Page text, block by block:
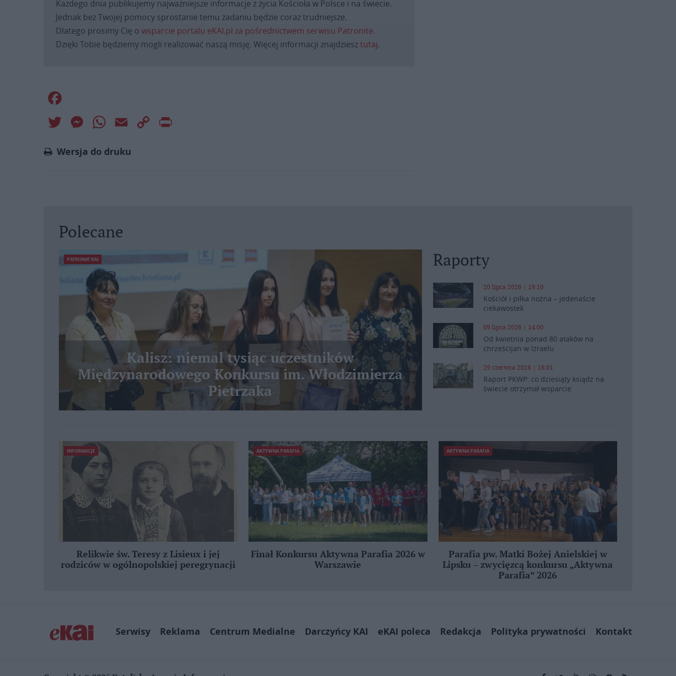
Każdego dnia publikujemy najważniejsze informacje z życia Kościoła w Polsce i na świecie.
Jednak bez Twojej pomocy sprostanie temu zadaniu będzie coraz trudniejsze.
Dlatego prosimy Cię o wsparcie portalu eKAI.pl za pośrednictwem serwisu Patronite.
Dzięki Tobie będziemy mogli realizować naszą misję. Więcej informacji znajdziesztutaj.
Twitter MessengerWhatsApp
Email
Copy
Wersja do druku
Polecane
PATRONAT KAI
Kalisz: niemal tysiąc uczestników
Międzynarodowego Konkursu im. Włodzimierza
Pietrzaka
Raporty
20 lipca 2026 | 19:10
Kościół i piłka nożna – jedenaście
ciekawostek
09 lipca 2026 | 14:00
Od kwietnia ponad 80 ataków na
chrześcijan w Izraelu
29 czerwca 2026 | 16:01
Raport PKWP: co dziesiąty ksiądz na
świecie otrzymał wsparcie
INFORMACJE
Relikwie św. Teresy z Lisieux i jej
rodziców w ogólnopolskiej peregrynacji
AKTYWNA PARAFIA
Finał Konkursu Aktywna Parafia 2026 w
Warszawie
AKTYWNA PARAFIA
Parafia pw. Matki Bożej Anielskiej w
Lipsku – zwycięzcą konkursu „Aktywna
Parafia” 2026
Serwisy Reklama Centrum Medialne Darczyńcy KAI eKAI poleca Redakcja Polityka prywatności Kontakt